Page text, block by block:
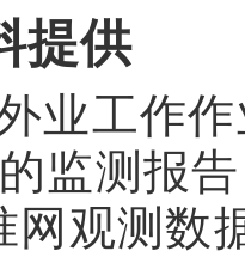
提供
业工作
监测报
网观测数